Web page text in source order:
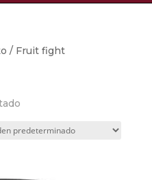
/ Fruit fight